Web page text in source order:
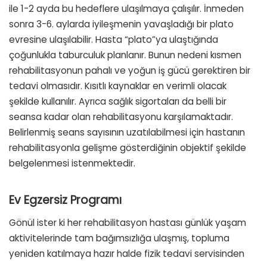
ile 1-2 ayda bu hedeflere ulaşılmaya çalışılır. İnmeden
sonra 3-6. aylarda iyileşmenin yavaşladığı bir plato
evresine ulaşılabilir. Hasta “plato”ya ulaştığında
çoğunlukla taburculuk planlanır. Bunun nedeni kısmen
rehabilitasyonun pahalı ve yoğun iş gücü gerektiren bir
tedavi olmasıdır. Kısıtlı kaynaklar en verimli olacak
şekilde kullanılır. Ayrıca sağlık sigortaları da belli bir
seansa kadar olan rehabilitasyonu karşılamaktadır.
Belirlenmiş seans sayısının uzatılabilmesi için hastanın
rehabilitasyonla gelişme gösterdiğinin objektif şekilde
belgelenmesi istenmektedir.
Ev Egzersiz Programı
Gönül ister ki her rehabilitasyon hastası günlük yaşam
aktivitelerinde tam bağımsızlığa ulaşmış, topluma
yeniden katılmaya hazır halde fizik tedavi servisinden